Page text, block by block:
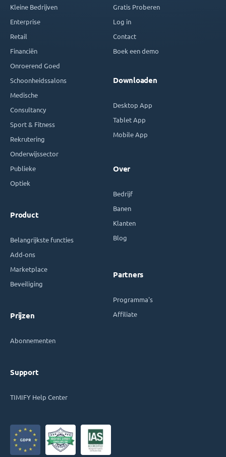
Kleine Bedrijven
Enterprise
Retail
Financiën
Onroerend Goed
Schoonheidssalons
Medische
Consultancy
Sport & Fitness
Rekrutering
Onderwijssector
Publieke
Optiek
Product
Belangrijkste functies
Add-ons
Marketplace
Beveiliging
Prijzen
Abonnementen
Support
TIMIFY Help Center
Gratis Proberen
Log in
Contact
Boek een demo
Downloaden
Desktop App
Tablet App
Mobile App
Over
Bedrijf
Banen
Klanten
Blog
Partners
Programma's
Affiliate